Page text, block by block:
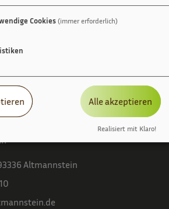
Altmannstein
Cookies (immer erforderlich)
Alle akzeptieren
Realisiert mit Klaro!